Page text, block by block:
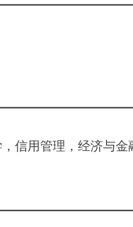
信用管理，经济与